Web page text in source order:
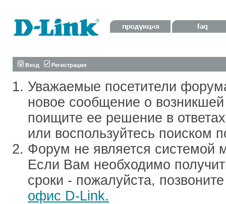
Вход Регистрация
Уважаемые посетители
новое сообщение о
поищите ее решение в
или воспользуйтесь поиском
Форум не является системой
Если Вам необходимо
сроки - пожалуйста,
офис D-Link.